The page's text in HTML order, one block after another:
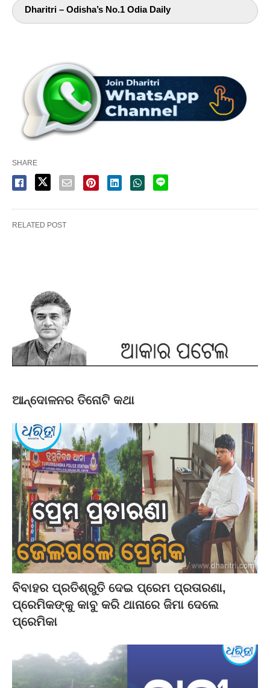
Dharitri – Odisha’s No.1 Odia Daily
SHARE
RELATED POST
ଆନ୍ଦୋଳନର ତିନୋଟି କଥା
ବିବାହର ପ୍ରତିଶ୍ରୁତି ଦେଇ ପ୍ରେମ ପ୍ରତାରଣା,
ପ୍ରେମିକଙ୍କୁ କାବୁ କରି ଥାନାରେ ଜିମା ଦେଲେ
ପ୍ରେମିକା